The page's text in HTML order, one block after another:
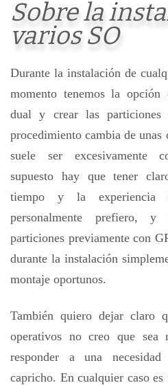
Sobre la
varios SO
Durante la instalación de
momento tenemos la opción
dual y crear las particiones
procedimiento cambia de
suele ser excesivamente
supuesto hay que tener
tiempo y la experiencia
personalmente prefiero, y
particiones previamente con
durante la instalación
montaje oportunos.
También quiero dejar claro
operativos no creo que
responder a una
capricho. En cualquier caso